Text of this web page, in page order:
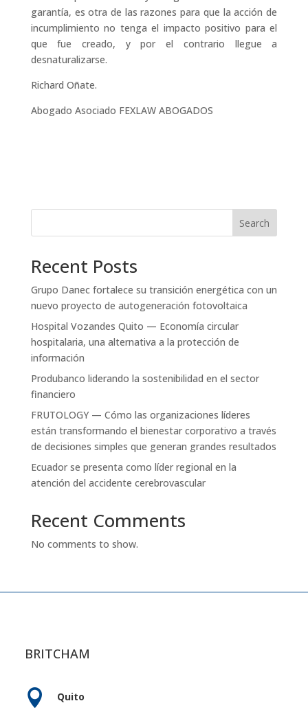
garantía, es otra de las razones para que la acción de
incumplimiento no tenga el impacto positivo para el
que fue creado, y por el contrario llegue a
desnaturalizarse.
Richard Oñate.
Abogado Asociado FEXLAW ABOGADOS
Search
Recent Posts
Grupo Danec fortalece su transición energética con un
nuevo proyecto de autogeneración fotovoltaica
Hospital Vozandes Quito — Economía circular
hospitalaria, una alternativa a la protección de
información
Produbanco liderando la sostenibilidad en el sector
financiero
FRUTOLOGY — Cómo las organizaciones líderes
están transformando el bienestar corporativo a través
de decisiones simples que generan grandes resultados
Ecuador se presenta como líder regional en la
atención del accidente cerebrovascular
Recent Comments
No comments to show.
BRITCHAM
 Quito